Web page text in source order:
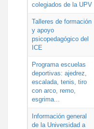
colegiados de la UPV
Talleres de formación
y apoyo
psicopedagógico del
ICE
Programa escuelas
deportivas: ajedrez,
escalada, tenis, tiro
con arco, remo,
esgrima...
Información general
de la Universidad a